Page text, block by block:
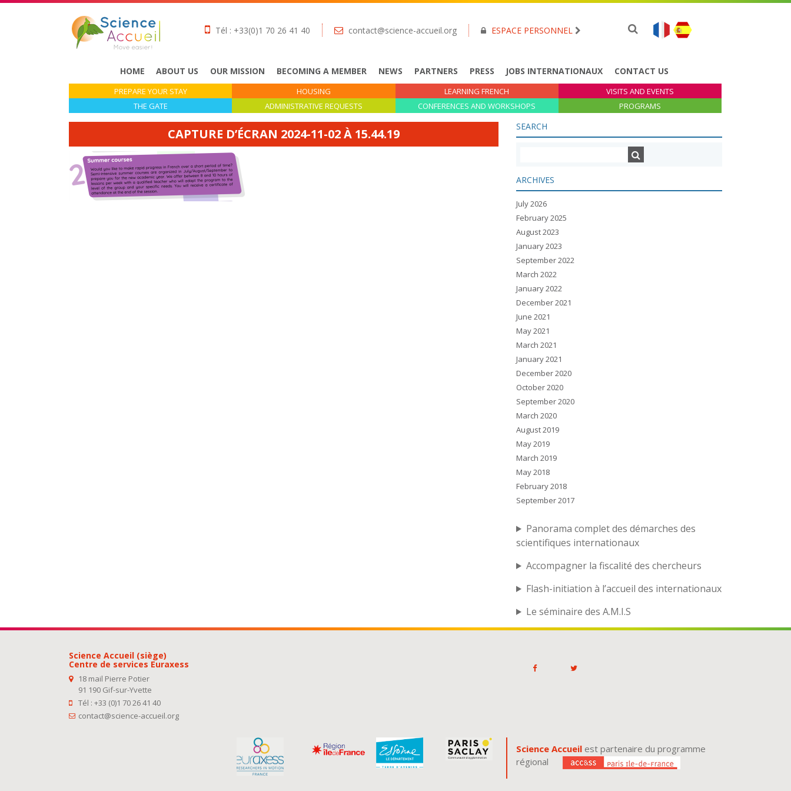
Tél : +33(0)1 70 26 41 40 contact@science-accueil.org ESPACE PERSONNEL
HOME ABOUT US OUR MISSION BECOMING A MEMBER NEWS PARTNERS PRESS JOBS INTERNATIONAUX CONTACT US
PREPARE YOUR STAY HOUSING LEARNING FRENCH
VISITS AND EVENTS
THE GATE
ADMINISTRATIVE REQUESTS CONFERENCES AND WORKSHOPS PROGRAMS
CAPTURE D’ÉCRAN 2024-11-02 À 15.44.19 SEARCH
ARCHIVES
July 2026
February 2025
August 2023
January 2023
September 2022
March 2022
January 2022
December 2021
June 2021
May 2021
March 2021
January 2021
December 2020
October 2020
September 2020
March 2020
August 2019
May 2019
March 2019
May 2018
February 2018
September 2017
Panorama complet des démarches des
scientifiques internationaux
Accompagner la fiscalité des chercheurs
Flash-initiation à l’accueil des internationaux
Le séminaire des A.M.I.S
Science Accueil (siège)
Centre de services Euraxess
18 mail Pierre Potier
91 190 Gif-sur-Yvette
Tél : +33 (0)1 70 26 41 40
contact@science-accueil.org
Science Accueil est partenaire du programme
régional